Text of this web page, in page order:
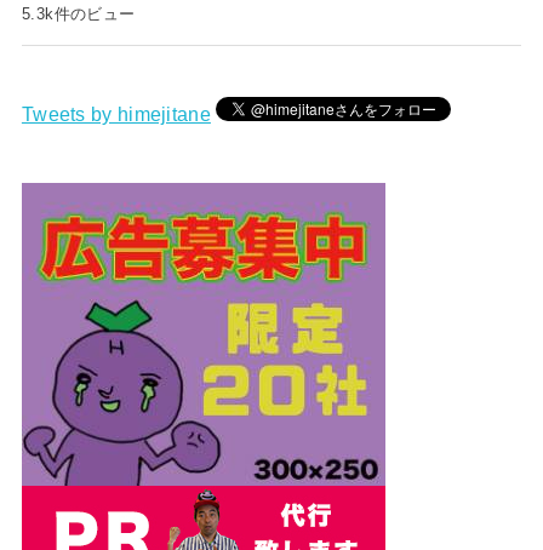
5.3k件のビュー
Tweets by himejitane